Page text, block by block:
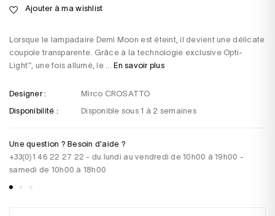
Lorsque le lampadaire Demi Moon est éteint, il devient une délicate
coupole transparente. Grâce à la technologie exclusive Opti-
Light™, une fois allumé, le ...En savoir plus
Designer :
Mirco CROSATTO
Disponibilité :
Disponible sous 1 à 2 semaines
Une question ? Besoin d'aide ?
+33(0)1 46 22 27 22 - du lundi au vendredi de 10h00 à 19h00 -
samedi de 10h00 à 18h00
Ajouter à ma wishlist